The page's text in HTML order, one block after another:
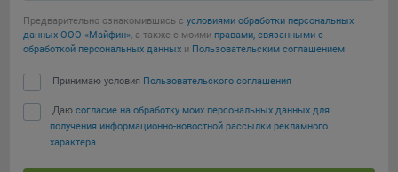
время пользования сайтом;
Отключение аналитических файлов cookie не позволяет
определять предпочтения пользователей сайта, в том числе
наиболее и наименее популярные страницы и принимать
меры по совершенствованию работы сайта исходя из
предпочтений пользователей.
Сохранить мои изменения
Сохранить по умолчанию
Предварительно ознакомившись с условиями обработки персональных
данных ООО «Майфин», а также с моими правами, связанными с
обработкой персональных данных и Пользовательским соглашением:
Принимаю условия Пользовательского соглашения
Даю согласие на обработку моих персональных данных для
получения информационно-новостной рассылки рекламного
характера